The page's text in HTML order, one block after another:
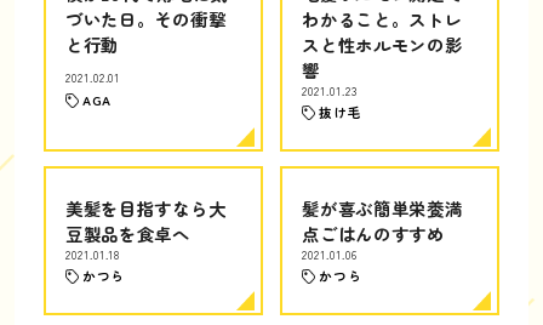
づいた日。その衝撃
と行動
2021.02.01
AGA
わかること。ストレ
スと性ホルモンの影
響
2021.01.23
抜け毛
美髪を目指すなら大
豆製品を食卓へ
2021.01.18
かつら
髪が喜ぶ簡単栄養満
点ごはんのすすめ
2021.01.06
かつら